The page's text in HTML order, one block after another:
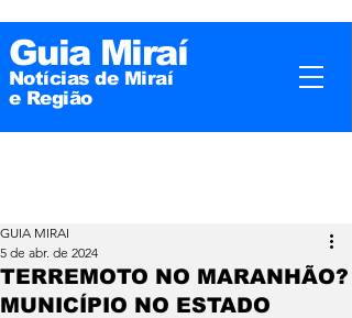
Guia Miraí
Notícias de Miraí
e Região
TERREMOTO NO MARANHÃO?
MUNICÍPIO NO ESTADO
GUIA MIRAI
5 de abr. de 2024